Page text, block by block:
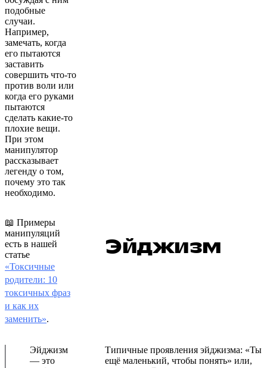
подобные
случаи.
Например,
замечать, когда
его пытаются
заставить
совершить что-то
против воли или
когда его руками
пытаются
сделать какие-то
плохие вещи.
При этом
манипулятор
рассказывает
легенду о том,
почему это так
необходимо.
📖 Примеры
манипуляций
есть в нашей
статье
«Токсичные
родители: 10
токсичных фраз
и как их
заменить».
Эйджизм
Эйджизм
— это
Типичные проявления эйджизма: «Ты
ещё маленький, чтобы понять» или,